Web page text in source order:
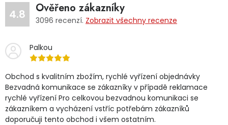
Jaký je aktuální stav mé objednávky?
Velkoobchodní spolupráce (B2B) Prodejna nářadí
4.8 Ověřeno zákazníky
3096 recenzí. Zobrazit všechny recenze
Palkou
Obchod s kvalitním zbožím, rychlé vyřízení objednávky
Bezvadná komunikace se zákazníky v případě reklamace
rychlé vyřízení Pro celkovou bezvadnou komunikaci se
zákazníkem a vycházení vstříc potřebám zákazníků
doporučuji tento obchod i všem ostatním.